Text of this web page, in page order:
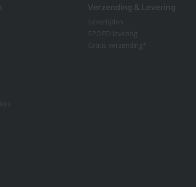
Verzending & Levering
Levertijden
SPOED levering
Gratis verzending*